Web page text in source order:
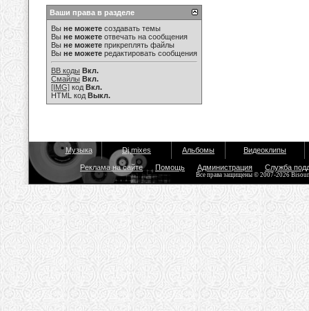
Ваши права в разделе
Вы не можете создавать темы
Вы не можете отвечать на сообщения
Вы не можете прикреплять файлы
Вы не можете редактировать сообщения
BB коды Вкл.
Смайлы Вкл.
[IMG] код Вкл.
HTML код Выкл.
Музыка Dj mixes Альбомы Видеоклипы
Реклама на сайте Помощь Администрация Служба
Все права защищены © 2007-2026